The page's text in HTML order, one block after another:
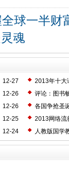
球一半财
魂
12-27
2013年十大
12-26
评论：图书
12-26
各国争抢圣
12-25
2013网络流
12-24
人教版国学